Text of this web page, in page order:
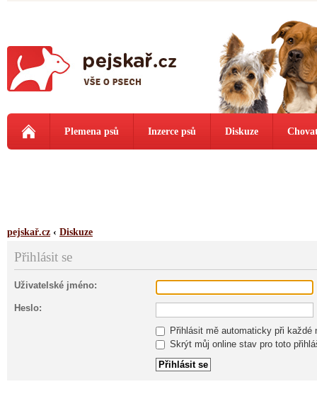
Plemena psů Inzerce psů Diskuze
pejskař.cz ‹ Diskuze
Přihlásit se
Uživatelské jméno:
Heslo:
Přihlásit mě automaticky při každé
Skrýt můj online stav pro toto